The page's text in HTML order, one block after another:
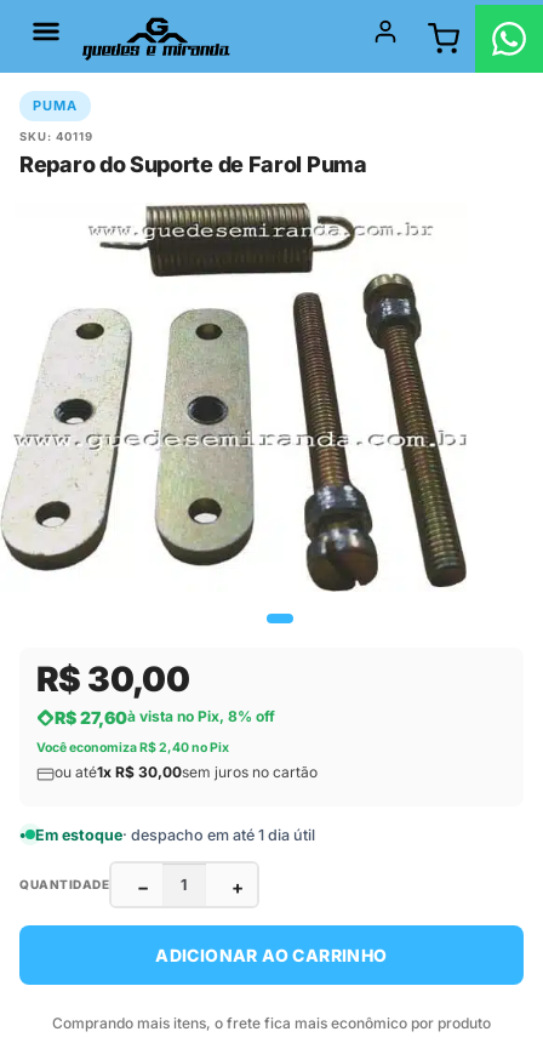
PUMA
SKU: 40119
Reparo do Suporte de Farol Puma
R$ 30,00
R$ 27,60à vista no Pix, 8% off
Você economiza R$ 2,40 no Pix
ou até1x R$ 30,00sem juros no cartão
Em estoque· despacho em até 1 dia útil
QUANTIDADE − +
ADICIONAR AO CARRINHO
Comprando mais itens, o frete fica mais econômico por produto